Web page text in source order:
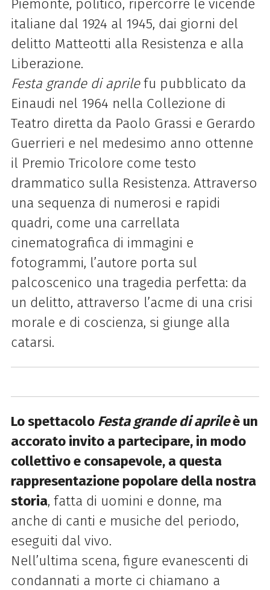
Piemonte, politico, ripercorre le vicende
italiane dal 1924 al 1945, dai giorni del
delitto Matteotti alla Resistenza e alla
Liberazione.
Festa grande di aprile fu pubblicato da
Einaudi nel 1964 nella Collezione di
Teatro diretta da Paolo Grassi e Gerardo
Guerrieri e nel medesimo anno ottenne
il Premio Tricolore come testo
drammatico sulla Resistenza. Attraverso
una sequenza di numerosi e rapidi
quadri, come una carrellata
cinematografica di immagini e
fotogrammi, l’autore porta sul
palcoscenico una tragedia perfetta: da
un delitto, attraverso l’acme di una crisi
morale e di coscienza, si giunge alla
catarsi.
Lo spettacolo Festa grandedi aprileè un
accorato invito a partecipare, in modo
collettivo e consapevole, a questa
rappresentazione popolare della nostra
storia, fatta di uomini e donne, ma
anche di canti e musiche del periodo,
eseguiti dal vivo.
Nell’ultima scena, figure evanescenti di
condannati a morte ci chiamano a